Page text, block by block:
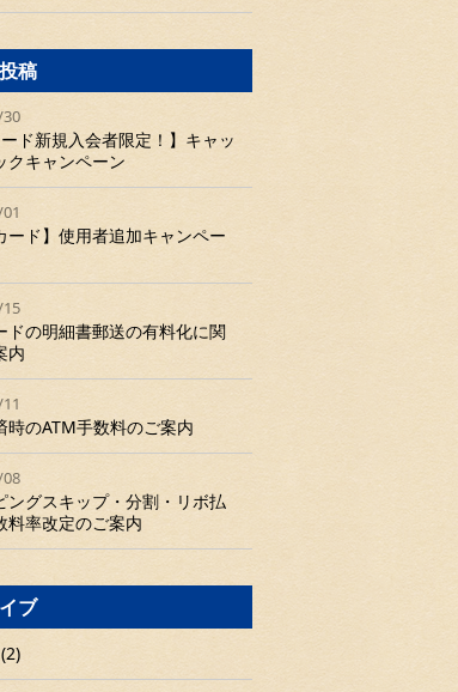
稿
ード新規入会者限定！】キャッ
クキャンペーン
ード】使用者追加キャンペー
ドの明細書郵送の有料化に関
内
時のATM手数料のご案内
ングスキップ・分割・リボ払
料率改定のご案内
ブ